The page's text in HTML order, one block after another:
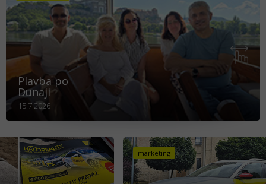
Plavba po
Dunaji
15.7.2026
marketing